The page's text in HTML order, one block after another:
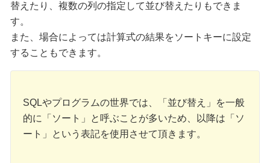
替えたり、複数の列の指定して並び替えたりもできま
す。
また、場合によっては計算式の結果をソートキーに設定
することもできます。
SQLやプログラムの世界では、「並び替え」を一般
的に「ソート」と呼ぶことが多いため、以降は「ソ
ート」という表記を使用させて頂きます。